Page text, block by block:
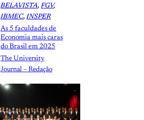
BELAVISTA, FGV
IBMEC, INSPER
As 5 faculdades de
Economia mais caras
do Brasil em 2025
The University
Journal – Redação